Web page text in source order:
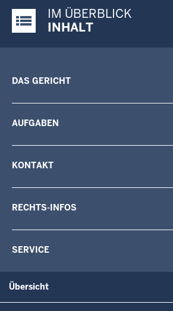
Justiz-Portal im Überblick:
IM ÜBERBLICK
INHALT
DAS GERICHT
AUFGABEN
KONTAKT
RECHTS-INFOS
SERVICE
Übersicht